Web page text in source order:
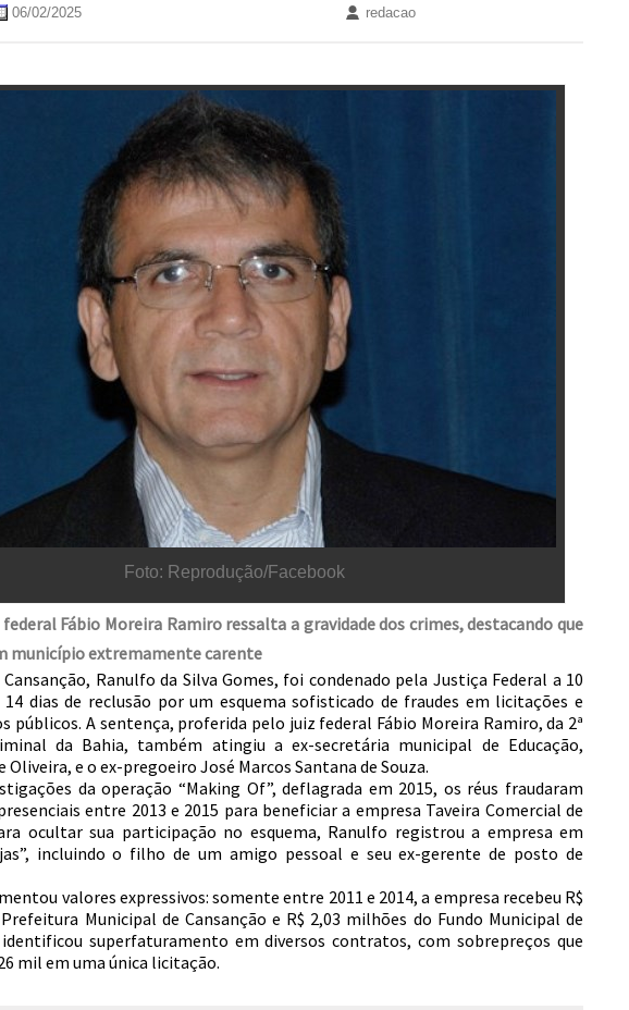
06/02/2025 redacao
Foto: Reprodução/Facebook
Fábio Moreira Ramiro ressalta a gravidade dos crimes, destacando que
município extremamente carente
Ranulfo da Silva Gomes, foi condenado pela Justiça Federal a 10
14 dias de reclusão por um esquema sofisticado de fraudes em licitações e
públicos. A sentença, proferida pelo juiz federal Fábio Moreira Ramiro, da 2ª
da Bahia, também atingiu a ex-secretária municipal de Educação,
Oliveira, e o ex-pregoeiro José Marcos Santana de Souza.
da operação “Making Of”, deflagrada em 2015, os réus fraudaram
entre 2013 e 2015 para beneficiar a empresa Taveira Comercial de
ocultar sua participação no esquema, Ranulfo registrou a empresa em
incluindo o filho de um amigo pessoal e seu ex-gerente de posto de
valores expressivos: somente entre 2011 e 2014, a empresa recebeu R$
Municipal de Cansanção e R$ 2,03 milhões do Fundo Municipal de
identificou superfaturamento em diversos contratos, com sobrepreços que
mil em uma única licitação.